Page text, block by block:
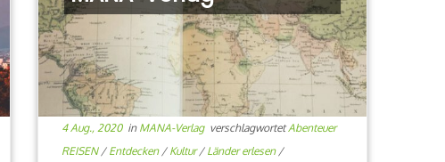
4 Aug., 2020in MANA-Verlag verschlagwortetAbenteuer
REISEN / Entdecken / Kultur/ Länder erlesen /